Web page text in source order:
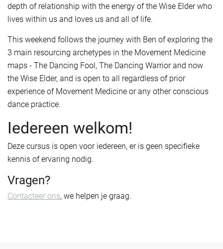
depth of relationship with the energy of the Wise Elder who
lives within us and loves us and all of life.
This weekend follows the journey with Ben of exploring the
3 main resourcing archetypes in the Movement Medicine
maps - The Dancing Fool, The Dancing Warrior and now
the Wise Elder, and is open to all regardless of prior
experience of Movement Medicine or any other conscious
dance practice.
Iedereen welkom!
Deze cursus is open voor iedereen, er is geen specifieke
kennis of ervaring nodig.
Vragen?
Contacteer ons, we helpen je graag.